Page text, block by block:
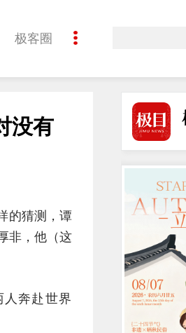
极客圈
没有
的猜测，谭
非，他（这
人奔赴世界